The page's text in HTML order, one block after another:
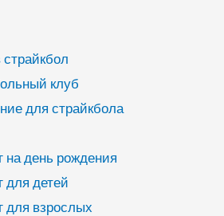
страйкбол
клуб
для страйкбола
на день рождения
для детей
для взрослых